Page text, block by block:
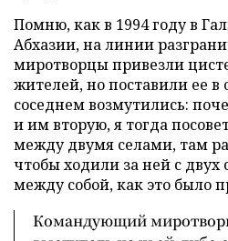
Помню, как в 1994 году в
Абхазии, на линии
миротворцы привезли
жителей, но поставили ее в
соседнем возмутились:
и им вторую, я тогда
между двумя селами, там
чтобы ходили за ней с двух
между собой, как это было
Командующий